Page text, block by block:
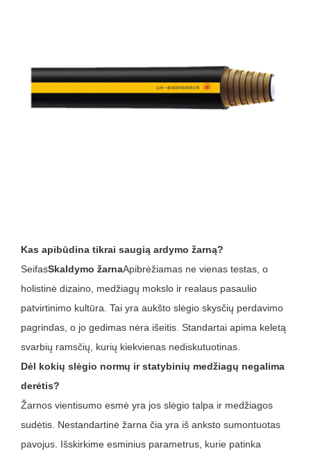
Kas apibūdina tikrai saugią ardymo žarną?
SeifasSkaldymo žarnaApibrėžiamas ne vienas testas, o
holistinė dizaino, medžiagų mokslo ir realaus pasaulio
patvirtinimo kultūra. Tai yra aukšto slėgio skysčių perdavimo
pagrindas, o jo gedimas nėra išeitis. Standartai apima keletą
svarbių ramsčių, kurių kiekvienas nediskutuotinas.
Dėl kokių slėgio normų ir statybinių medžiagų negalima
derėtis?
Žarnos vientisumo esmė yra jos slėgio talpa ir medžiagos
sudėtis. Nestandartinė žarna čia yra iš anksto sumontuotas
pavojus. Išskirkime esminius parametrus, kurie patinka